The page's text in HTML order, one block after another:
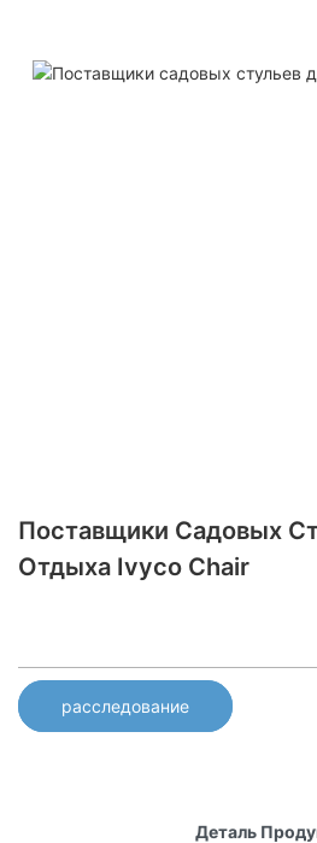
Поставщики Садовых
Отдыха Ivyco Chair
расследование
Деталь